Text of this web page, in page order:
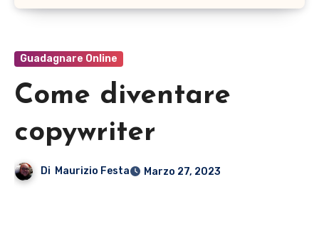
Guadagnare Online
Come diventare
copywriter
Di Maurizio Festa Marzo 27, 2023